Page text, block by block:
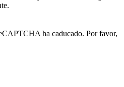
ha caducado. Por favor,